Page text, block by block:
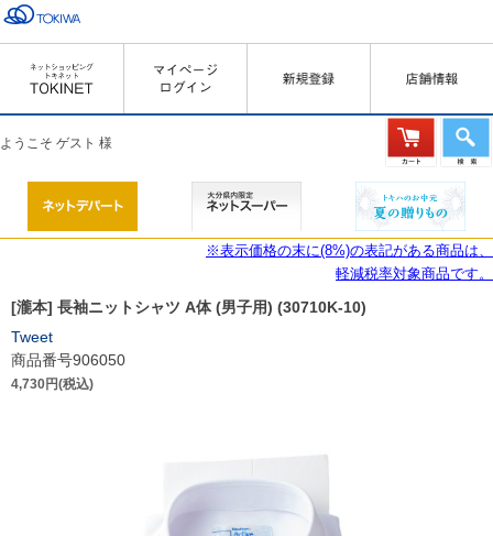
ようこそ ゲスト 様
※表示価格の末に(8%)の表記がある商品は、
軽減税率対象商品です。
[瀧本] 長袖ニットシャツ A体 (男子用) (30710K‐10)
Tweet
商品番号906050
4,730円(税込)